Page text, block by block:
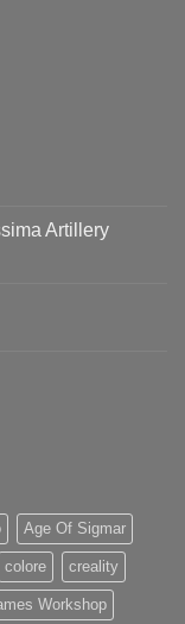
Artillery
Age Of Sigmar
colore creality
Workshop